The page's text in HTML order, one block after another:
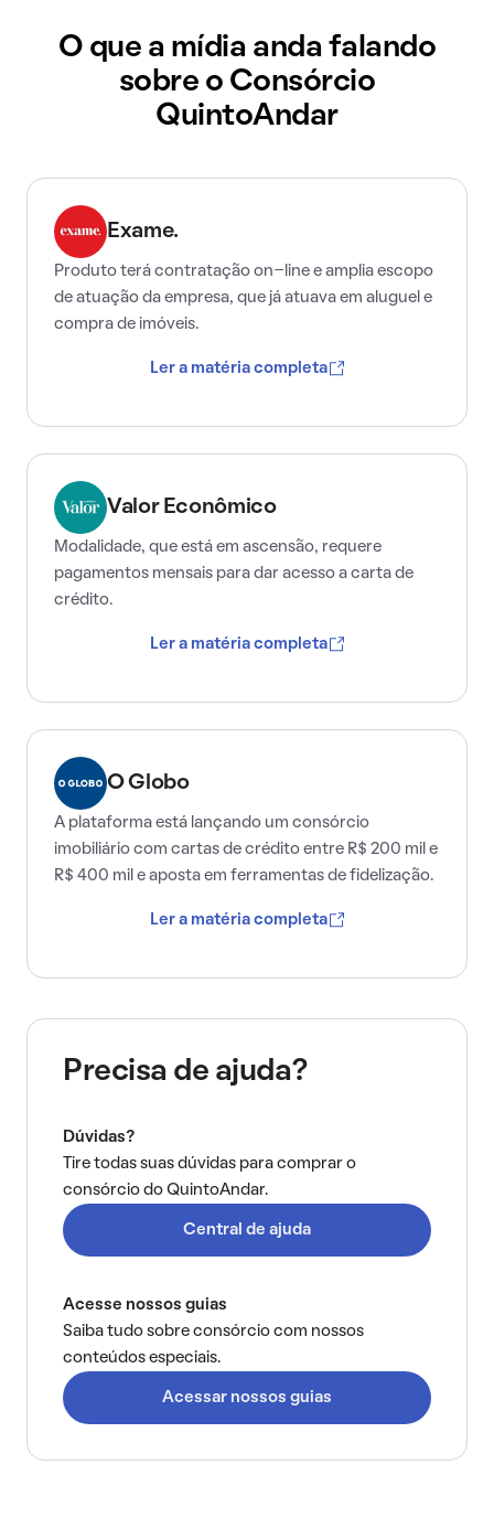
O que a mídia anda falando
sobre o Consórcio
QuintoAndar
Exame.
Produto terá contratação on-line e amplia escopo
de atuação da empresa, que já atuava em aluguel e
compra de imóveis.
Ler a matéria completa
Valor Econômico
Modalidade, que está em ascensão, requere
pagamentos mensais para dar acesso a carta de
crédito.
Ler a matéria completa
O Globo
A plataforma está lançando um consórcio
imobiliário com cartas de crédito entre R$ 200 mil e
R$ 400 mil e aposta em ferramentas de fidelização.
Ler a matéria completa
Precisa de ajuda?
Dúvidas?
Tire todas suas dúvidas para comprar o
consórcio do QuintoAndar.
Central de ajuda
Acesse nossos guias
Saiba tudo sobre consórcio com nossos
conteúdos especiais.
Acessar nossos guias